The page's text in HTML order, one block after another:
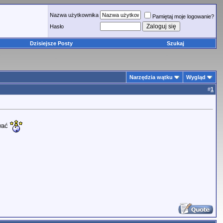
Nazwa użytkownika
Pamiętaj moje logowanie?
Hasło
Dzisiejsze Posty Szukaj
Narzędzia wątku
Wygląd
#1